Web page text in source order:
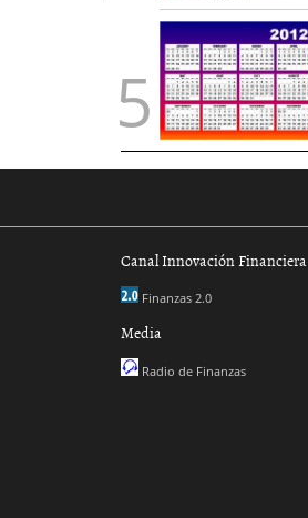
Canal Innovación Financiera
Finanzas 2.0
Media
Radio de Finanzas